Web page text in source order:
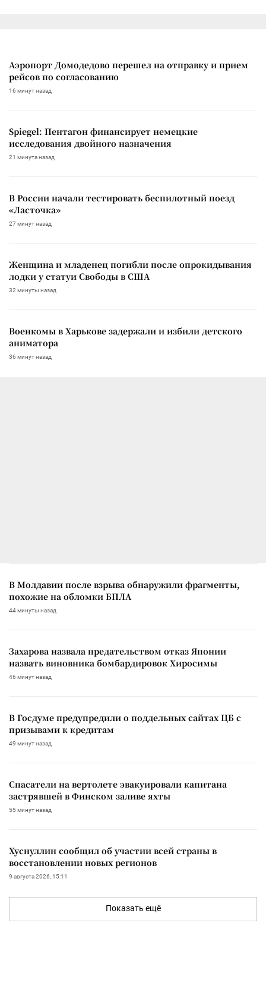
Аэропорт Домодедово перешел на отправку и прием
рейсов по согласованию
16 минут назад
Spiegel: Пентагон финансирует немецкие
исследования двойного назначения
21 минута назад
В России начали тестировать беспилотный поезд
«Ласточка»
27 минут назад
Женщина и младенец погибли после опрокидывания
лодки у статуи Свободы в США
32 минуты назад
Военкомы в Харькове задержали и избили детского
аниматора
36 минут назад
В Молдавии после взрыва обнаружили фрагменты,
похожие на обломки БПЛА
44 минуты назад
Захарова назвала предательством отказ Японии
назвать виновника бомбардировок Хиросимы
46 минут назад
В Госдуме предупредили о поддельных сайтах ЦБ с
призывами к кредитам
49 минут назад
Спасатели на вертолете эвакуировали капитана
застрявшей в Финском заливе яхты
55 минут назад
Хуснуллин сообщил об участии всей страны в
восстановлении новых регионов
9 августа 2026, 15:11
Показать ещё